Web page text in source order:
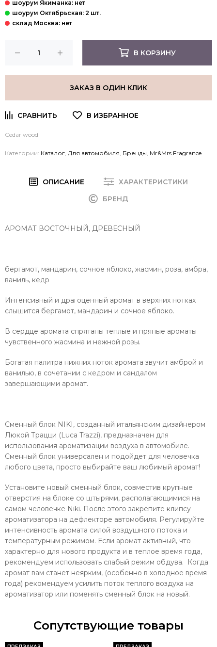
В КОРЗИНУ
ЗАКАЗ В ОДИН КЛИК
Cedar wood
Категории: Каталог Для автомобиля Бренды Mr&Mrs Fragrance
ОПИСАНИЕ
ХАРАКТЕРИСТИКИ
БРЕНД
АРОМАТ ВОСТОЧНЫЙ, ДРЕВЕСНЫЙ
бергамот, мандарин, сочное яблоко, жасмин, роза, амбра,
ваниль, кедр
Интенсивный и драгоценный аромат в верхних нотках
слышится бергамот, мандарин и сочное яблоко.
В сердце аромата спрятаны теплые и пряные ароматы
чувственного жасмина и нежной розы.
Богатая палитра нижних ноток аромата звучит амброй и
ванилью, в сочетании с кедром и сандалом
завершающими аромат.
Сменный блок NIKI, созданный итальянским дизайнером
Люкой Трацци (Luca Trazzi), предназначен для
использования ароматизации воздуха в автомобиле.
Сменный блок универсален и подойдет для человечка
любого цвета, просто выбирайте ваш любимый аромат!
Установите новый сменный блок, совместив крупные
отверстия на блоке со штырями, располагающимися на
самом человечке Niki. После этого закрепите клипсу
ароматизатора на дефлекторе автомобиля. Регулируйте
интенсивность аромата силой воздушного потока и
температурным режимом. Если аромат активный, что
характерно для нового продукта и в теплое время года,
рекомендуем использовать слабый режим обдува. Когда
аромат вам станет неярким, (особенно в холодное время
года) рекомендуем усилить поток теплого воздуха на
ароматизатор или поменять сменный блок на новый.
Сопутствующие товары